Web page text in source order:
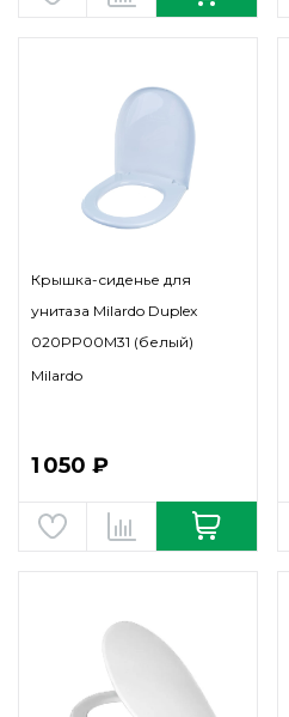
Крышка-сиденье для
унитаза Milardo Duplex
020PP00M31 (белый)
Milardo
1 050 ₽